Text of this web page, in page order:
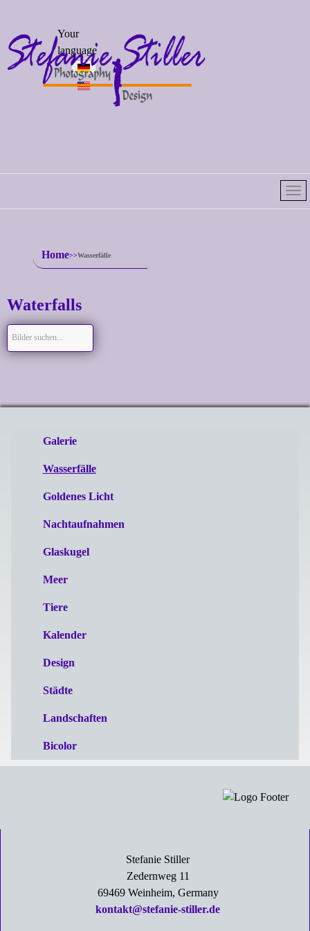
Select your
language
Your
language
Home Wasserfälle
Waterfalls
Galerie
Wasserfälle
Goldenes Licht
Nachtaufnahmen
Glaskugel
Meer
Tiere
Kalender
Design
Städte
Landschaften
Bicolor
Stefanie Stiller
Zedernweg 11
69469 Weinheim, Germany
kontakt@stefanie-stiller.de